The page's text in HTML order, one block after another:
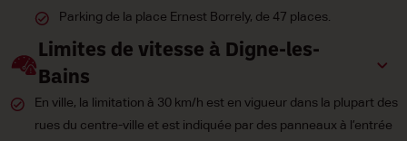
Parking de la place Ernest Borrely, de 47 places.
Limites de vitesse à Digne-les-
Bains
En ville, la limitation à 30 km/h est en vigueur dans la plupart des
rues du centre-ville et est indiquée par des panneaux à l’entrée